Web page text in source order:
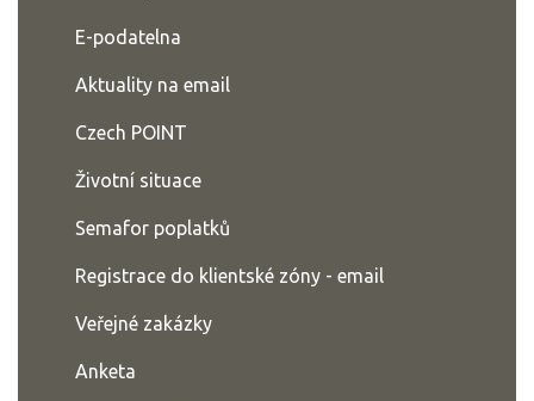
E-podatelna
Aktuality na email
Czech POINT
Životní situace
Semafor poplatků
Registrace do klientské zóny - email
Veřejné zakázky
Anketa